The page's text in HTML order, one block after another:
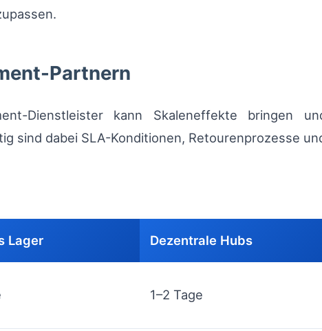
Partnern
Dienstleister kann Skaleneffekte bringen
sind dabei SLA-Konditionen, Retourenprozesse
Lager Dezentrale Hubs
1–2 Tage